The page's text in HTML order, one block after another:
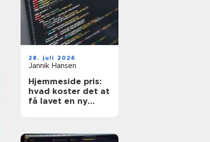
28. juli 2026
Jannik Hansen
Hjemmeside pris:
hvad koster det at
få lavet en ny